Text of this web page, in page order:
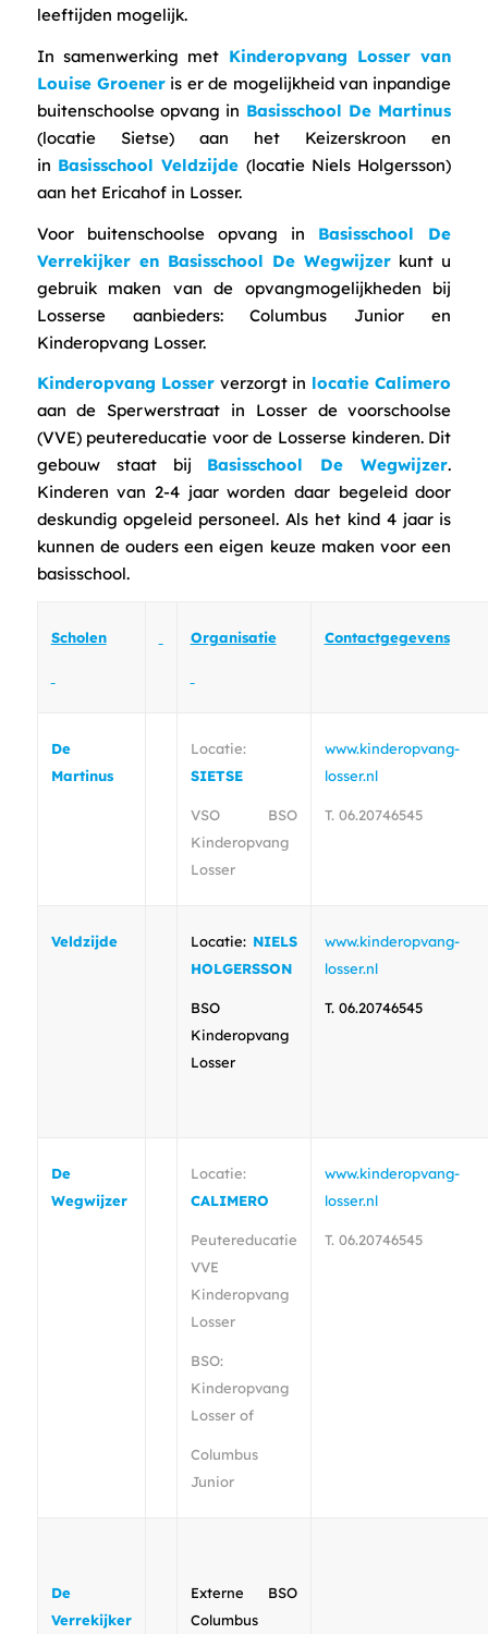
leeftijden mogelijk.
In samenwerking met Kinderopvang Losser van
Louise Groener is er de mogelijkheid van inpandige
buitenschoolse opvang in Basisschool De Martinus
(locatie Sietse) aan het Keizerskroon en
in Basisschool Veldzijde (locatie Niels Holgersson)
aan het Ericahof in Losser.
Voor buitenschoolse opvang in Basisschool De
Verrekijker en Basisschool De Wegwijzer kunt u
gebruik maken van de opvangmogelijkheden bij
Losserse aanbieders: Columbus Junior en
Kinderopvang Losser.
Kinderopvang Losser verzorgt in locatie Calimero
aan de Sperwerstraat in Losser de voorschoolse
(VVE) peutereducatie voor de Losserse kinderen. Dit
gebouw staat bij Basisschool De Wegwijzer.
Kinderen van 2-4 jaar worden daar begeleid door
deskundig opgeleid personeel. Als het kind 4 jaar is
kunnen de ouders een eigen keuze maken voor een
basisschool.
Scholen Organisatie Contactgegevens
De
Martinus
Locatie:
SIETSE
VSO BSO
Kinderopvang
Losser
www.kinderopvang-
losser.nl
T. 06.20746545
Veldzijde Locatie: NIELS
HOLGERSSON
BSO
Kinderopvang
Losser
www.kinderopvang-
losser.nl
T. 06.20746545
De
Wegwijzer
Locatie:
CALIMERO
Peutereducatie
VVE
Kinderopvang
Losser
BSO:
Kinderopvang
Losser of
Columbus
Junior
www.kinderopvang-
losser.nl
T. 06.20746545
De
Verrekijker
Externe BSO
Columbus